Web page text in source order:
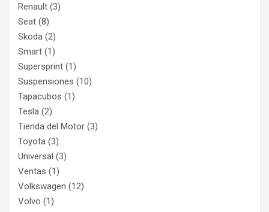
Renault (3)
Seat (8)
Skoda (2)
Smart (1)
Supersprint (1)
Suspensiones (10)
Tapacubos (1)
Tesla (2)
Tienda del Motor (3)
Toyota (3)
Universal (3)
Ventas (1)
Volkswagen (12)
Volvo (1)